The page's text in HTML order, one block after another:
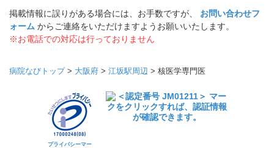
掲載情報に誤りがある場合には、お手数ですが、 お問い合わせフ
ォーム からご連絡をいただけますようお願いいたします。
※お電話での対応は行っておりません
病院なびトップ> 大阪府 > 江坂駅周辺 > 核医学専門医
プライバシーマー